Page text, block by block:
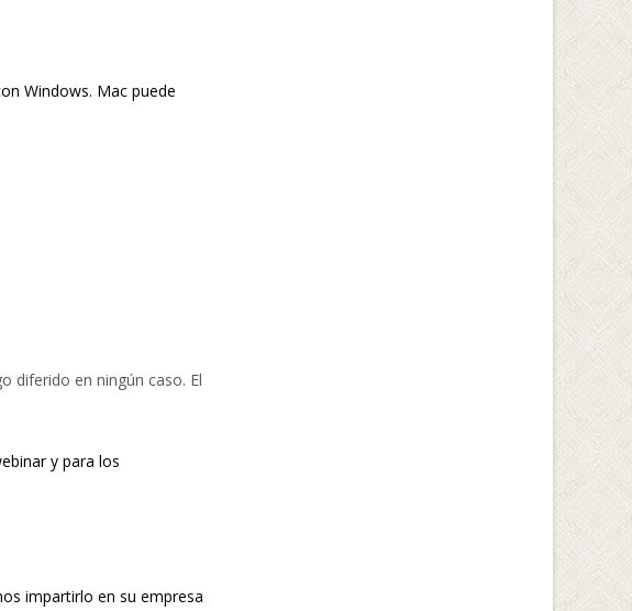
Windows. Mac puede
diferido en ningún caso. El
y para los
impartirlo en su empresa